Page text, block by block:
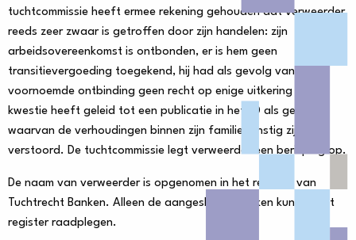
tuchtcommissie heeft ermee rekening gehouden dat verweerder
reeds zeer zwaar is getroffen door zijn handelen: zijn
arbeidsovereenkomst is ontbonden, er is hem geen
transitievergoeding toegekend, hij had als gevolg van
voornoemde ontbinding geen recht op enige uitkering en de
kwestie heeft geleid tot een publicatie in het FD als gevolg
waarvan de verhoudingen binnen zijn familie ernstig zijn
verstoord. De tuchtcommissie legt verweerder een berisping op.
De naam van verweerder is opgenomen in het register van
Tuchtrecht Banken. Alleen de aangesloten banken kunnen het
register raadplegen.